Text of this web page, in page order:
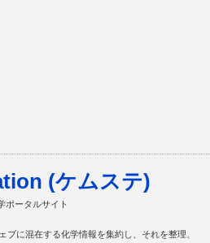
(ケムステ)
ポータルサイト
ブに混在する化学情報を集約し、それを整理、